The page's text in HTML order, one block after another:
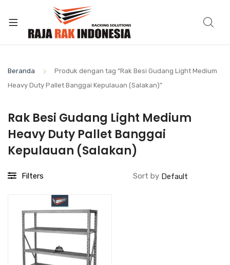
Beranda
Produk dengan tag “Rak Besi Gudang Light Medium
Heavy Duty Pallet Banggai Kepulauan (Salakan)”
Rak Besi Gudang Light Medium
Heavy Duty Pallet Banggai
Kepulauan (Salakan)
Filters Sort by